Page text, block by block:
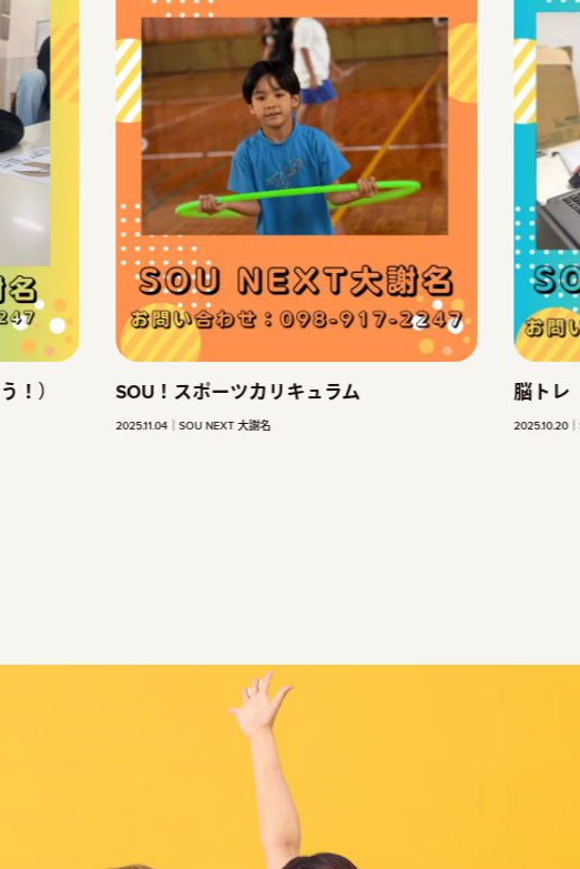
SOU！スポーツカリキュラム
SOU NEXT 大謝名 SOU NEXT